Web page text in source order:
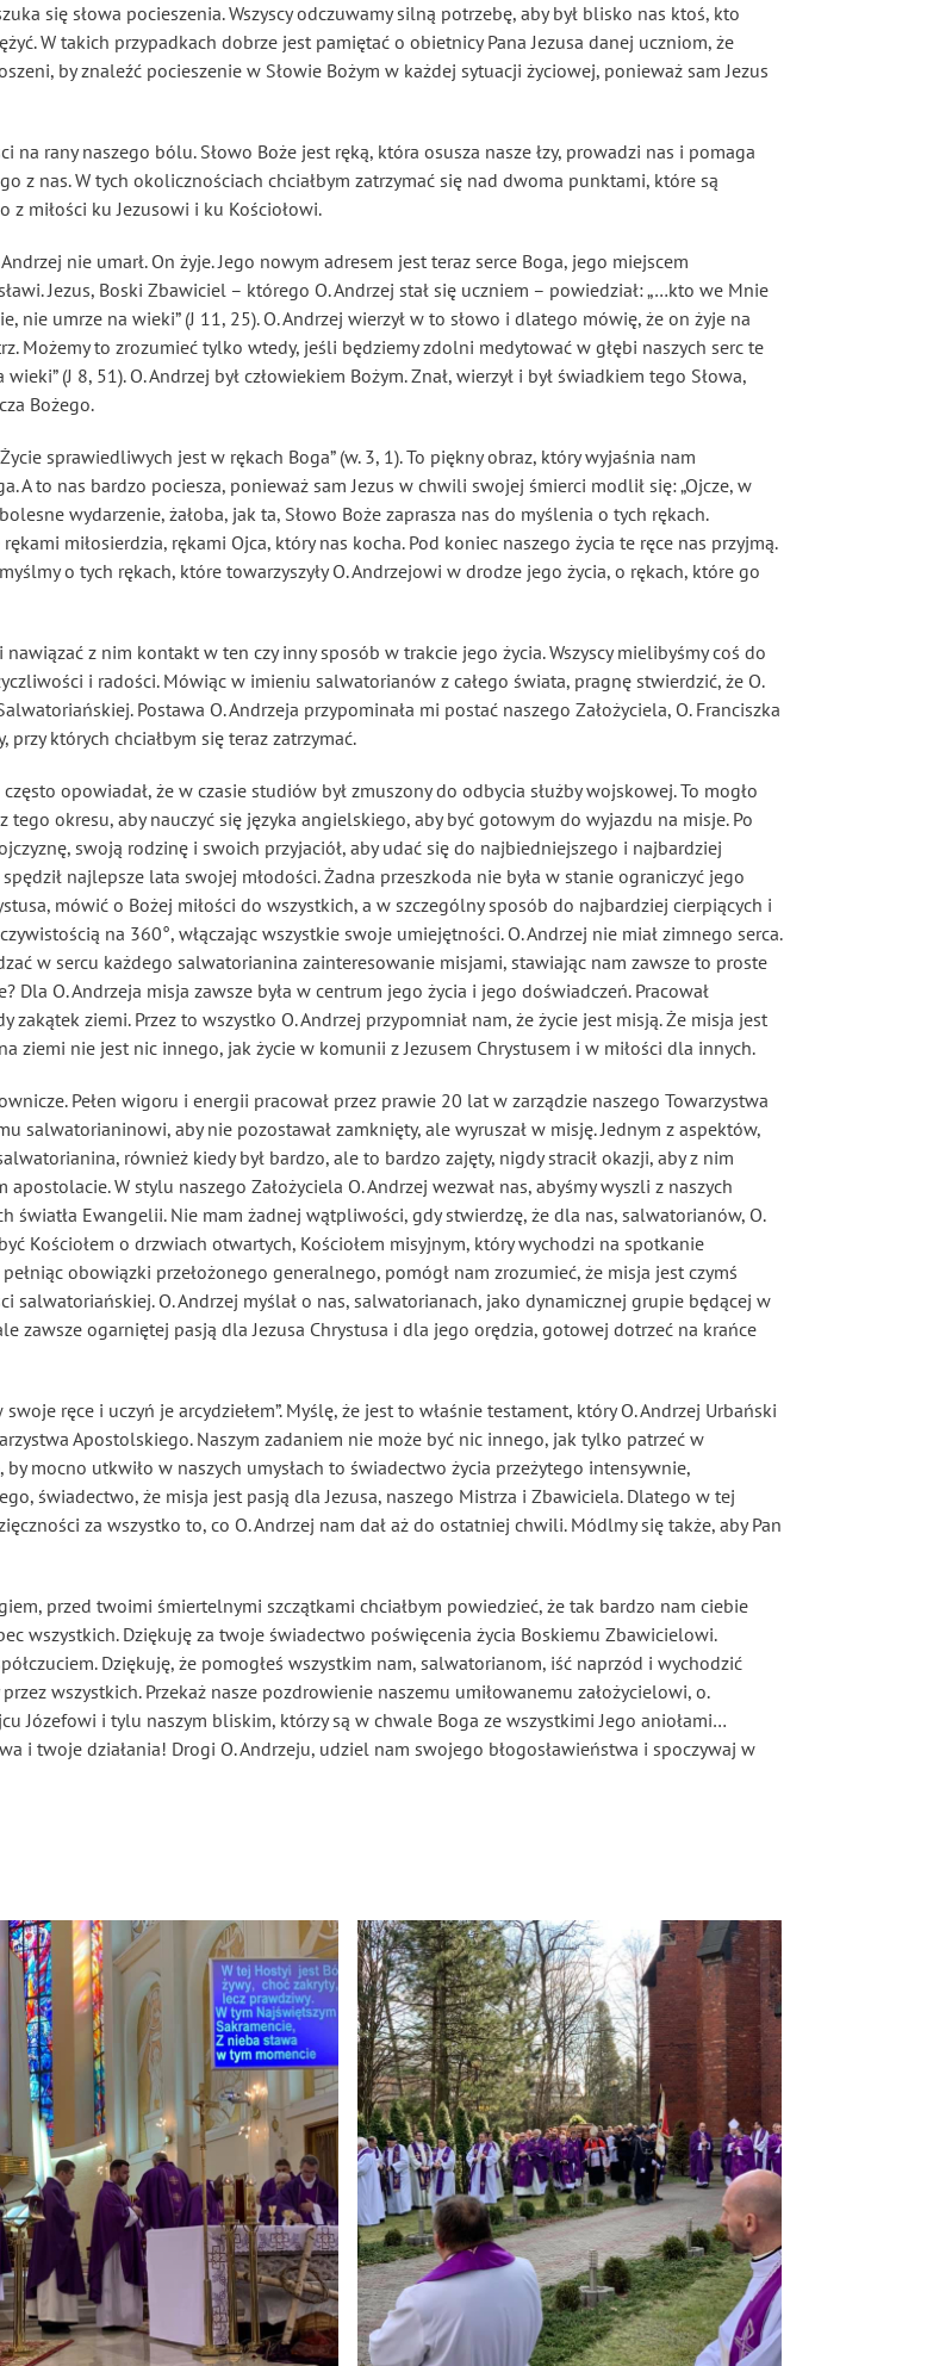
się słowa pocieszenia. Wszyscy odczuwamy silną potrzebę, aby był blisko nas ktoś, kto
W takich przypadkach dobrze jest pamiętać o obietnicy Pana Jezusa danej uczniom, że
by znaleźć pocieszenie w Słowie Bożym w każdej sytuacji życiowej, ponieważ sam Jezus
rany naszego bólu. Słowo Boże jest ręką, która osusza nasze łzy, prowadzi nas i pomaga
z nas. W tych okolicznościach chciałbym zatrzymać się nad dwoma punktami, które są
z miłości ku Jezusowi i ku Kościołowi.
nie umarł. On żyje. Jego nowym adresem jest teraz serce Boga, jego miejscem
Jezus, Boski Zbawiciel – którego O. Andrzej stał się uczniem – powiedział: „…kto we Mnie
nie umrze na wieki” (J 11, 25). O. Andrzej wierzył w to słowo i dlatego mówię, że on żyje na
Możemy to zrozumieć tylko wtedy, jeśli będziemy zdolni medytować w głębi naszych serc te
(J 8, 51). O. Andrzej był człowiekiem Bożym. Znał, wierzył i był świadkiem tego Słowa,
Bożego.
sprawiedliwych jest w rękach Boga” (w. 3, 1). To piękny obraz, który wyjaśnia nam
A to nas bardzo pociesza, ponieważ sam Jezus w chwili swojej śmierci modlił się: „Ojcze, w
wydarzenie, żałoba, jak ta, Słowo Boże zaprasza nas do myślenia o tych rękach.
miłosierdzia, rękami Ojca, który nas kocha. Pod koniec naszego życia te ręce nas przyjmą.
o tych rękach, które towarzyszyły O. Andrzejowi w drodze jego życia, o rękach, które go
z nim kontakt w ten czy inny sposób w trakcie jego życia. Wszyscy mielibyśmy coś do
i radości. Mówiąc w imieniu salwatorianów z całego świata, pragnę stwierdzić, że O.
Postawa O. Andrzeja przypominała mi postać naszego Założyciela, O. Franciszka
których chciałbym się teraz zatrzymać.
opowiadał, że w czasie studiów był zmuszony do odbycia służby wojskowej. To mogło
okresu, aby nauczyć się języka angielskiego, aby być gotowym do wyjazdu na misje. Po
swoją rodzinę i swoich przyjaciół, aby udać się do najbiedniejszego i najbardziej
najlepsze lata swojej młodości. Żadna przeszkoda nie była w stanie ograniczyć jego
mówić o Bożej miłości do wszystkich, a w szczególny sposób do najbardziej cierpiących i
na 360°, włączając wszystkie swoje umiejętności. O. Andrzej nie miał zimnego serca.
w sercu każdego salwatorianina zainteresowanie misjami, stawiając nam zawsze to proste
O. Andrzeja misja zawsze była w centrum jego życia i jego doświadczeń. Pracował
ziemi. Przez to wszystko O. Andrzej przypomniał nam, że życie jest misją. Że misja jest
ziemi nie jest nic innego, jak życie w komunii z Jezusem Chrystusem i w miłości dla innych.
Pełen wigoru i energii pracował przez prawie 20 lat w zarządzie naszego Towarzystwa
salwatorianinowi, aby nie pozostawał zamknięty, ale wyruszał w misję. Jednym z aspektów,
również kiedy był bardzo, ale to bardzo zajęty, nigdy stracił okazji, aby z nim
W stylu naszego Założyciela O. Andrzej wezwał nas, abyśmy wyszli z naszych
Ewangelii. Nie mam żadnej wątpliwości, gdy stwierdzę, że dla nas, salwatorianów, O.
Kościołem o drzwiach otwartych, Kościołem misyjnym, który wychodzi na spotkanie
obowiązki przełożonego generalnego, pomógł nam zrozumieć, że misja jest czymś
salwatoriańskiej. O. Andrzej myślał o nas, salwatorianach, jako dynamicznej grupie będącej w
zawsze ogarniętej pasją dla Jezusa Chrystusa i dla jego orędzia, gotowej dotrzeć na krańce
ręce i uczyń je arcydziełem”. Myślę, że jest to właśnie testament, który O. Andrzej Urbański
Apostolskiego. Naszym zadaniem nie może być nic innego, jak tylko patrzeć w
by mocno utkwiło w naszych umysłach to świadectwo życia przeżytego intensywnie,
świadectwo, że misja jest pasją dla Jezusa, naszego Mistrza i Zbawiciela. Dlatego w tej
za wszystko to, co O. Andrzej nam dał aż do ostatniej chwili. Módlmy się także, aby Pan
przed twoimi śmiertelnymi szczątkami chciałbym powiedzieć, że tak bardzo nam ciebie
wszystkich. Dziękuję za twoje świadectwo poświęcenia życia Boskiemu Zbawicielowi.
Dziękuję, że pomogłeś wszystkim nam, salwatorianom, iść naprzód i wychodzić
wszystkich. Przekaż nasze pozdrowienie naszemu umiłowanemu założycielowi, o.
Józefowi i tylu naszym bliskim, którzy są w chwale Boga ze wszystkimi Jego aniołami…
i twoje działania! Drogi O. Andrzeju, udziel nam swojego błogosławieństwa i spoczywaj w